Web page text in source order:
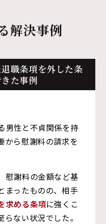
解決事例
職条項を外した条
た事例
男性と不貞関係を持
から慰謝料の請求を
慰謝料の金額など基
まったものの、相手
求める条項に強くこ
ない状況でした。